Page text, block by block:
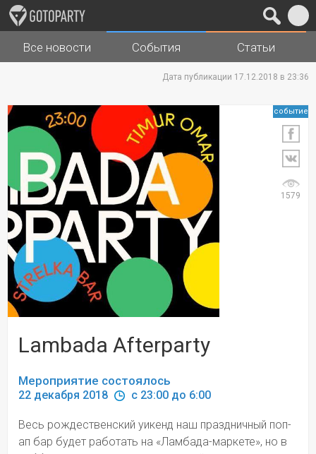
Города Музыка
Все новости События Статьи
Дата публикации 17.12.2018 в 23:36
событие
1579
Lambada Afterparty
Мероприятие состоялось
22 декабря 2018 c 23:00 до 6:00
Весь рождественский уикенд наш праздничный поп-
ап бар будет работать на «Ламбада-маркете», но в